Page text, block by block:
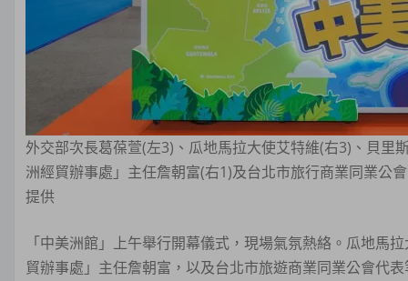
外交部次長葛葆萱(左3)、瓜地馬拉大使艾特維(右3)、貝
洲經貿辦事處」主任詹朝富(右1)及台北市旅行商業同業公
提供
「中美洲館」上午舉行開幕儀式，現場氣氛熱絡。瓜地馬
貿辦事處」主任詹朝富，以及台北市旅遊商業同業公會代